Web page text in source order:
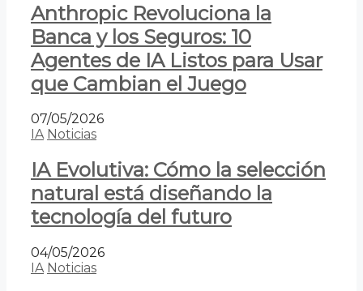
Anthropic Revoluciona la
Banca y los Seguros: 10
Agentes de IA Listos para Usar
que Cambian el Juego
07/05/2026
IA Noticias
IA Evolutiva: Cómo la selección
natural está diseñando la
tecnología del futuro
04/05/2026
IA Noticias